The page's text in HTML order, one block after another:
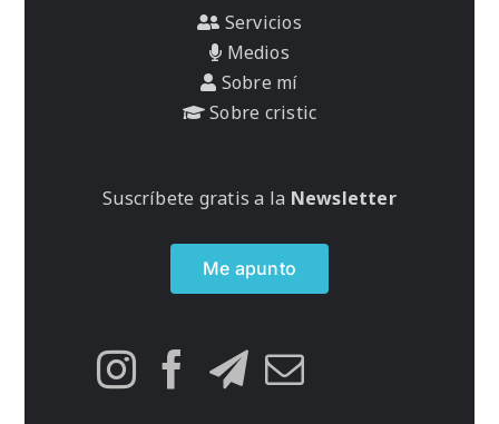
Servicios
Medios
Sobre mí
Sobre cristic
Suscríbete gratis a la Newsletter
Me apunto